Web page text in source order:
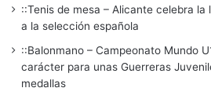
::Tenis de mesa – Alicante celebra la
a la selección española
::Balonmano – Campeonato Mundo
carácter para unas Guerreras
medallas